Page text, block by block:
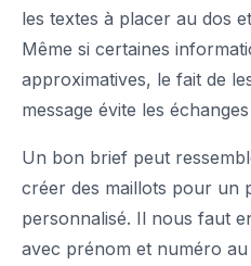
les textes à placer au dos
Même si certaines
approximatives, le fait de
message évite les
Un bon brief peut
créer des maillots pour un
personnalisé. Il nous faut
avec prénom et numéro